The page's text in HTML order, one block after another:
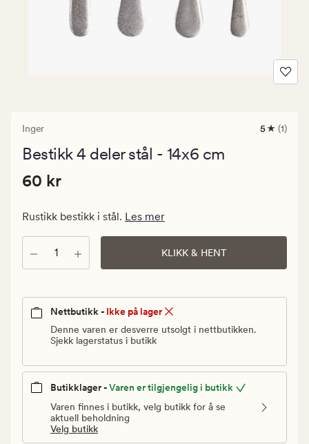
Inger
1
5 (1)
Bestikk 4 deler stål - 14x6 cm
Pris
pris
60
Pris 60 kr
60 kr
Rustikk bestikk i stål. Les mer
Antall KLIKK & HENT
Nettbutikk - Ikke på lager
Denne varen er desverre utsolgt i nettbutikken.
Sjekk lagerstatus i butikk
Butikklager -Varen er tilgjengelig i butikk
Varen finnes i butikk, velg butikk for å se
aktuell beholdning
Velg butikk